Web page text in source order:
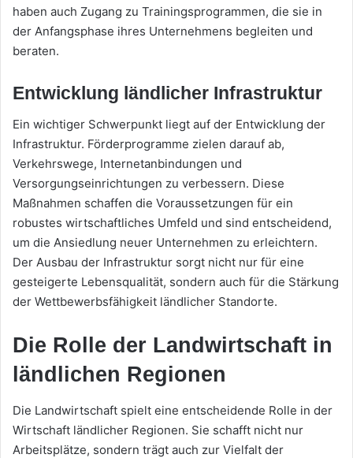
haben auch Zugang zu Trainingsprogrammen, die sie in
der Anfangsphase ihres Unternehmens begleiten und
beraten.
Entwicklung ländlicher Infrastruktur
Ein wichtiger Schwerpunkt liegt auf der Entwicklung der
Infrastruktur. Förderprogramme zielen darauf ab,
Verkehrswege, Internetanbindungen und
Versorgungseinrichtungen zu verbessern. Diese
Maßnahmen schaffen die Voraussetzungen für ein
robustes wirtschaftliches Umfeld und sind entscheidend,
um die Ansiedlung neuer Unternehmen zu erleichtern.
Der Ausbau der Infrastruktur sorgt nicht nur für eine
gesteigerte Lebensqualität, sondern auch für die Stärkung
der Wettbewerbsfähigkeit ländlicher Standorte.
Die Rolle der Landwirtschaft in
ländlichen Regionen
Die Landwirtschaft spielt eine entscheidende Rolle in der
Wirtschaft ländlicher Regionen. Sie schafft nicht nur
Arbeitsplätze, sondern trägt auch zur Vielfalt der